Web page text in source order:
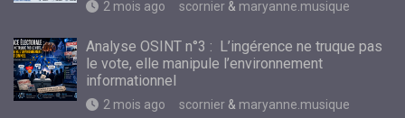
2 mois ago scornier & maryanne.musique
Analyse OSINT n°3 : L’ingérence ne truque pas
le vote, elle manipule l’environnement
informationnel
2 mois ago scornier & maryanne.musique